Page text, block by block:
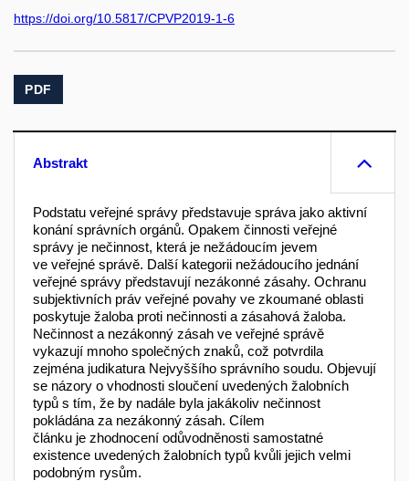
https://doi.org/10.5817/CPVP2019-1-6
PDF
Abstrakt
Podstatu veřejné správy představuje správa jako aktivní
konání správních orgánů. Opakem činnosti veřejné
správy je nečinnost, která je nežádoucím jevem
ve veřejné správě. Další kategorii nežádoucího jednání
veřejné správy představují nezákonné zásahy. Ochranu
subjektivních práv veřejné povahy ve zkoumané oblasti
poskytuje žaloba proti nečinnosti a zásahová žaloba.
Nečinnost a nezákonný zásah ve veřejné správě
vykazují mnoho společných znaků, což potvrdila
zejména judikatura Nejvyššího správního soudu. Objevují
se názory o vhodnosti sloučení uvedených žalobních
typů s tím, že by nadále byla jakákoliv nečinnost
pokládána za nezákonný zásah. Cílem
článku je zhodnocení odůvodněnosti samostatné
existence uvedených žalobních typů kvůli jejich velmi
podobným rysům.